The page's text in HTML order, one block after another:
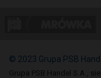
© 2023 Grupa PSB
Grupa PSB Handel S.A.,